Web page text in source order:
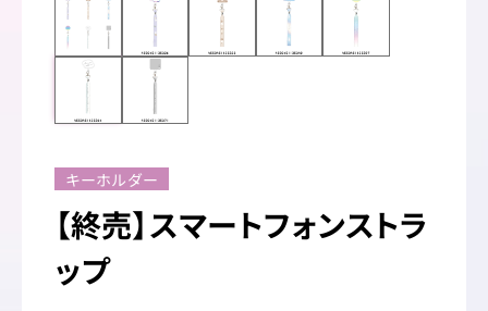
キーホルダー
【終売】スマートフォンストラ
ップ